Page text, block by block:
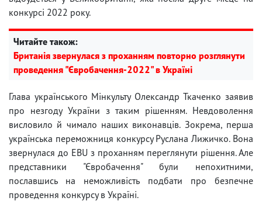
конкурсі 2022 року.
Читайте також:
Британія звернулася з проханням повторно розглянути
проведення "Євробачення-2022" в Україні
Глава українського Мінкульту Олександр Ткаченко заявив
про незгоду України з таким рішенням. Невдоволення
висловило й чимало наших виконавців. Зокрема, перша
українська переможниця конкурсу Руслана Лижичко. Вона
звернулася до EBU з проханням переглянути рішення. Але
представники "Євробачення" були непохитними,
пославшись на неможливість подбати про безпечне
проведення конкурсу в Україні.